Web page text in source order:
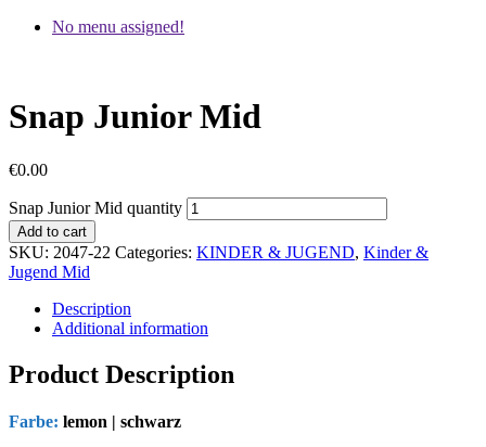
No menu assigned!
Snap Junior Mid
€0.00
Snap Junior Mid quantity
Add to cart
SKU: 2047-22 Categories: KINDER & JUGEND, Kinder &
Jugend Mid
Description
Additional information
Product Description
Farbe: lemon | schwarz